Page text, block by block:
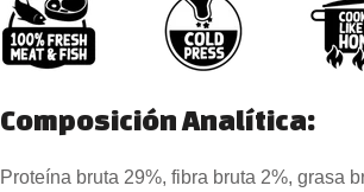
Composición Analítica:
Proteína bruta 29%, fibra bruta 2%, grasa